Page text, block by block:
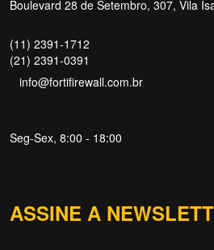
Boulevard 28 de Setembro, 307, Vila
(11) 2391-1712
(21) 2391-0391
info@fortifirewall.com.br
Seg-Sex, 8:00 - 18:00
ASSINE A